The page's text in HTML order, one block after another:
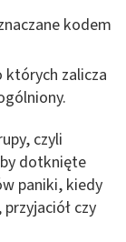
kodem
których zalicza
czyli
dotknięte
paniki, kiedy
czy